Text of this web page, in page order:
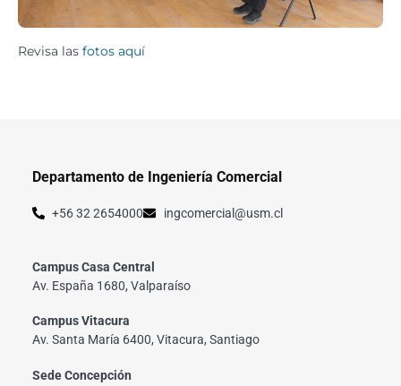
Revisa las fotos aquí
Departamento de Ingeniería Comercial
+56 32 2654000 ingcomercial@usm.cl
Campus Casa Central
Av. España 1680, Valparaíso
Campus Vitacura
Av. Santa María 6400, Vitacura, Santiago
Sede Concepción